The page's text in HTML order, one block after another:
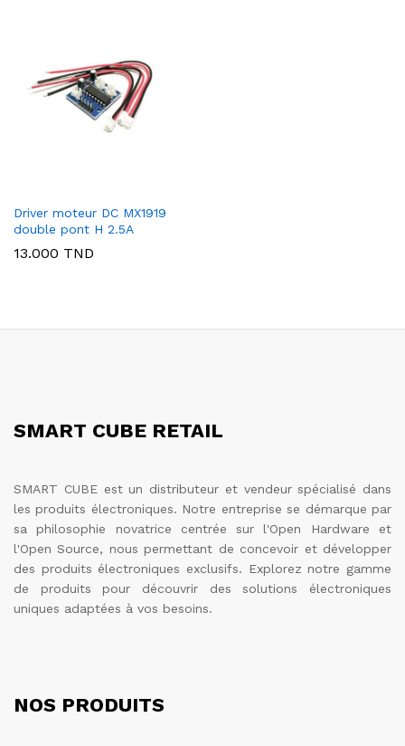
Driver moteur DC MX1919
double pont H 2.5A
13.000 TND
SMART CUBE RETAIL
SMART CUBE est un distributeur et vendeur spécialisé dans
les produits électroniques. Notre entreprise se démarque par
sa philosophie novatrice centrée sur l'Open Hardware et
l'Open Source, nous permettant de concevoir et développer
des produits électroniques exclusifs. Explorez notre gamme
de produits pour découvrir des solutions électroniques
uniques adaptées à vos besoins.
NOS PRODUITS